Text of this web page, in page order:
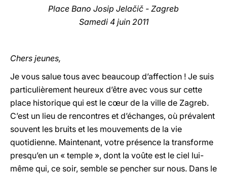
Place Bano Josip Jelačič - Zagreb
Samedi 4 juin 2011
Chers jeunes,
Je vous salue tous avec beaucoup d’affection ! Je suis
particulièrement heureux d’être avec vous sur cette
place historique qui est le cœur de la ville de Zagreb.
C’est un lieu de rencontres et d’échanges, où prévalent
souvent les bruits et les mouvements de la vie
quotidienne. Maintenant, votre présence la transforme
presqu’en un « temple », dont la voûte est le ciel lui-
même qui, ce soir, semble se pencher sur nous. Dans le